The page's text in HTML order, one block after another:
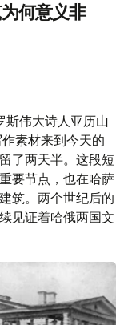
何意义非
斯伟大诗人亚历山
素材来到今天的
了两天半。这段短
要节点，也在哈萨
筑。两个世纪后的
见证着哈俄两国文